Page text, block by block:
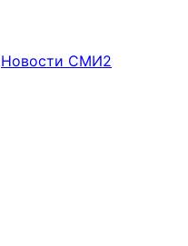
Новости СМИ2